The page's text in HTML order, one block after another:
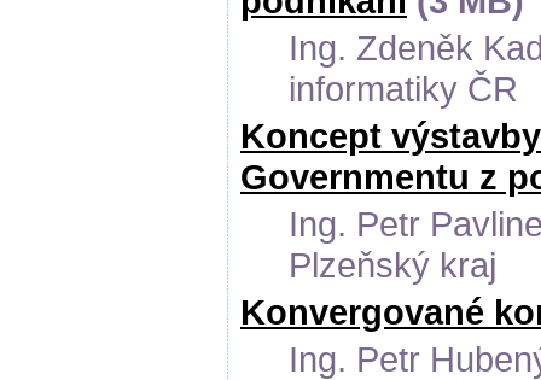
Ing. Zdeněk
informatiky ČR
Koncept
Governmentu z
Ing. Petr
Plzeňský kraj
Konvergované
Ing. Petr